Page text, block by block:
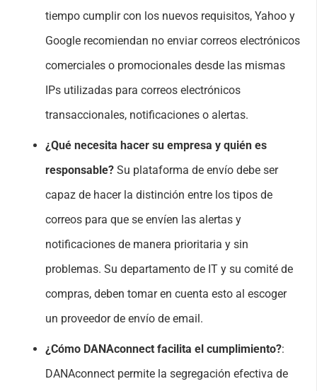
tiempo cumplir con los nuevos requisitos, Yahoo y
Google recomiendan no enviar correos electrónicos
comerciales o promocionales desde las mismas
IPs utilizadas para correos electrónicos
transaccionales, notificaciones o alertas.
¿Qué necesita hacer su empresa y quién es
responsable? Su plataforma de envío debe ser
capaz de hacer la distinción entre los tipos de
correos para que se envíen las alertas y
notificaciones de manera prioritaria y sin
problemas. Su departamento de IT y su comité de
compras, deben tomar en cuenta esto al escoger
un proveedor de envío de email.
¿Cómo DANAconnect facilita el cumplimiento?:
DANAconnect permite la segregación efectiva de